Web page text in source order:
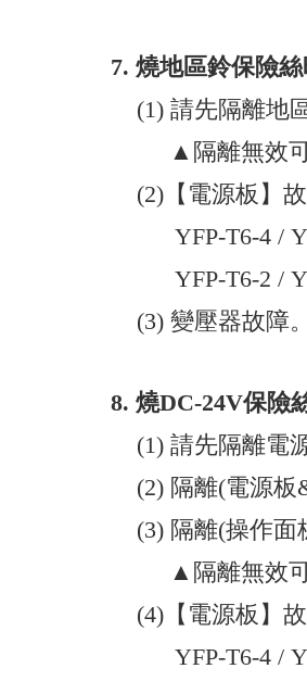
7. 燒地區鈴保險
(1) 請先隔離地
▲隔離無效可
(2) 【電源板】
YFP-T6-4 /
YFP-T6-2 /
(3) 變壓器故障。
8. 燒DC-24V保險
(1) 請先隔離電
(2) 隔離(電源板
(3) 隔離(操作面
▲隔離無效可
(4) 【電源板】
YFP-T6-4 /